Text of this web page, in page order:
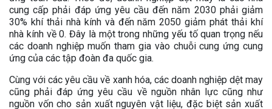
cung cấp phải đáp ứng yêu cầu đến năm 2030 phải giảm
30% khí thải nhà kính và đến năm 2050 giảm phát thải khí
nhà kính về 0. Đây là một trong những yếu tố quan trọng nếu
các doanh nghiệp muốn tham gia vào chuỗi cung ứng cung
ứng của các tập đoàn đa quốc gia.
Cùng với các yêu cầu về xanh hóa, các doanh nghiệp dệt may
cũng phải đáp ứng yêu cầu về nguồn nhân lực cũng như
nguồn vốn cho sản xuất nguyên vật liệu, đặc biệt sản xuất